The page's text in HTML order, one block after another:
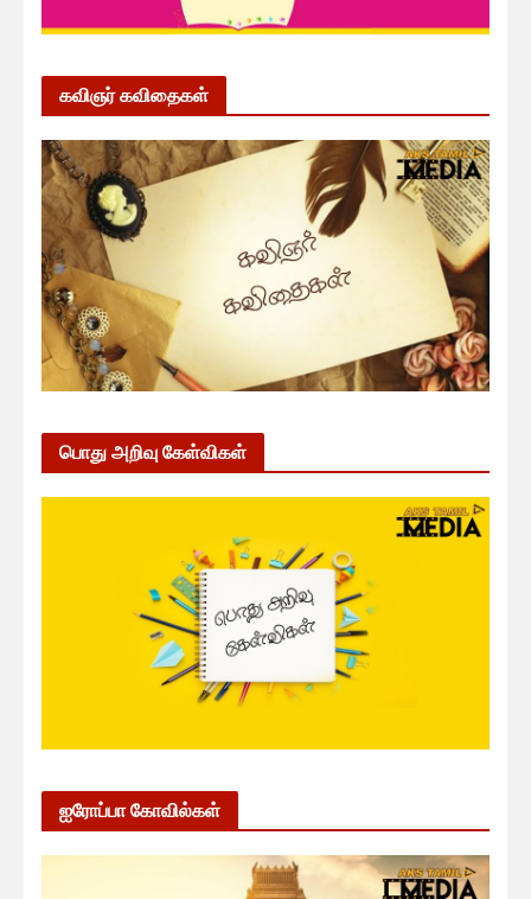
கவிஞர் கவிதைகள்
பொது அறிவு கேள்விகள்
ஐரோப்பா கோவில்கள்